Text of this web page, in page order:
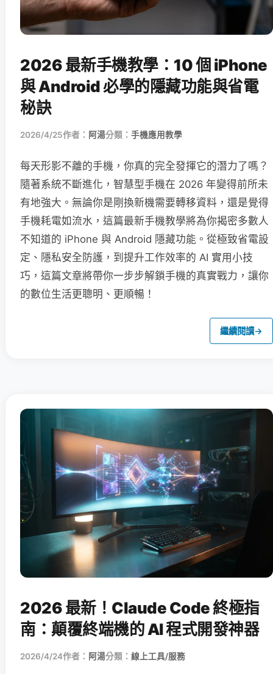
2026 最新手機教學：10 個 iPhone
與 Android 必學的隱藏功能與省電
秘訣
2026/4/25作者： 阿湯分類： 手機應用教學
每天形影不離的手機，你真的完全發揮它的潛力了嗎？
隨著系統不斷進化，智慧型手機在 2026 年變得前所未
有地強大。無論你是剛換新機需要轉移資料，還是覺得
手機耗電如流水，這篇最新手機教學將為你揭密多數人
不知道的 iPhone 與 Android 隱藏功能。從極致省電設
定、隱私安全防護，到提升工作效率的 AI 實用小技
巧，這篇文章將帶你一步步解鎖手機的真實戰力，讓你
的數位生活更聰明、更順暢！
繼續閱讀→
2026 最新！Claude Code 終極指
南：顛覆終端機的 AI 程式開發神器
2026/4/24作者： 阿湯分類： 線上工具/服務